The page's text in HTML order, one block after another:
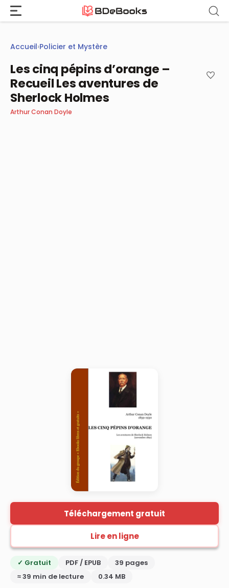
Aller
contenu
Accueil›Policier et Mystère
Les cinq pépins d’orange –
Recueil Les aventures de
Sherlock Holmes
Arthur Conan Doyle
Téléchargement gratuit
Lire en ligne
✓ Gratuit PDF / EPUB
39 pages
≈ 39 min de lecture
0.34 MB